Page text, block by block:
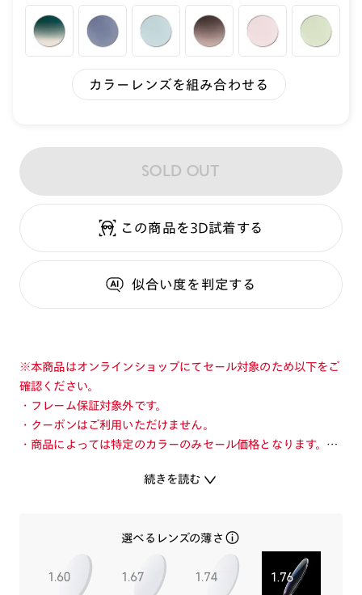
カラーレンズを組み合わせる
SOLD OUT
この商品を3D試着する
似合い度を判定する
※本商品はオンラインショップにてセール対象のため以下をご
確認ください。
・フレーム保証対象外です。
・クーポンはご利用いただけません。
・商品によっては特定のカラーのみセール価格となります。カ
・店舗とオンラインショップで価格が異なる場合があります。
長く使えるシンプルなデザイン性と快適なかけ心地のコンビネ
ーションフレーム。
続きを読む
選べるレンズの薄さ